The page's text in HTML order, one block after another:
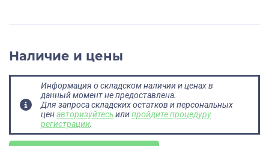
Наличие и цены
Информация о складском наличии и ценах в
данный момент не предоставлена.
Для запроса складских остатков и персональных
ценавторизуйтесьилипройдите процедуру
регистрации.